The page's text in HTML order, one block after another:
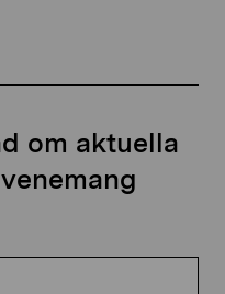
om aktuella